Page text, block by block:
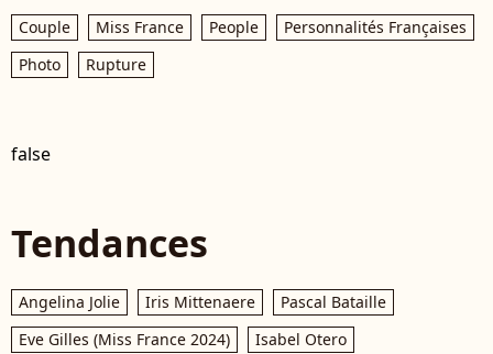
Couple Miss France People
Personnalités Françaises
Photo
Rupture
false
Tendances
Angelina Jolie Iris Mittenaere
Pascal Bataille
Eve Gilles (Miss France 2024)
Isabel Otero